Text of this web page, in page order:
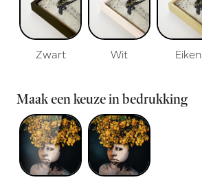
Zwart Wit Eiken
Maak een keuze in bedrukking